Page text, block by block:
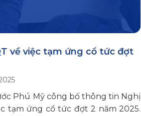
về việc tạm ứng cổ tức đợt
Phú Mỹ công bố thông tin Nghị
tạm ứng cổ tức đợt 2 năm 2025.